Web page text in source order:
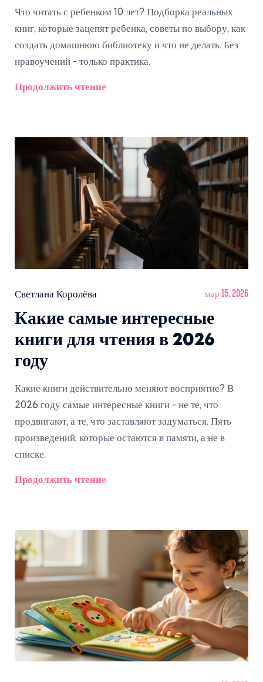
Что читать с ребенком 10 лет? Подборка реальных
книг, которые зацепят ребенка, советы по выбору, как
создать домашнюю библиотеку и что не делать. Без
нравоучений - только практика.
Продолжить чтение
Светлана Королёва мар 15, 2026
Какие самые интересные
книги для чтения в 2026
году
Какие книги действительно меняют восприятие? В
2026 году самые интересные книги - не те, что
продвигают, а те, что заставляют задуматься. Пять
произведений, которые остаются в памяти, а не в
списке.
Продолжить чтение